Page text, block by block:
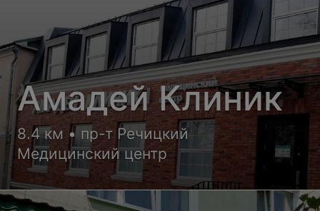
Амадей Клиник
8.4 км • пр-т Речицкий
Медицинский центр